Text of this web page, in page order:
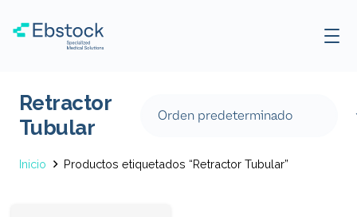
Retractor
Tubular
Inicio Productos etiquetados “Retractor Tubular”